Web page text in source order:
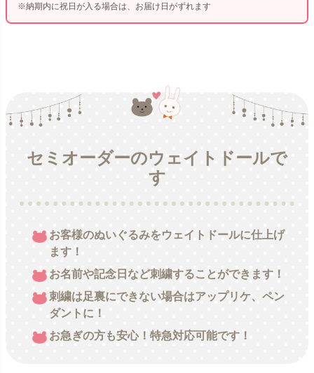
※納期内に祝日が入る場合は、お届け日がずれます
セミオーダーのウェイトドールで
す
お客様のぬいぐるみをウェイトドールに仕上げ
ます！
お名前や記念日など刺繍することができます！
刺繍は足裏にできない場合はアップリケ、ペン
ダントに！
お急ぎの方も安心！特急対応可能です！